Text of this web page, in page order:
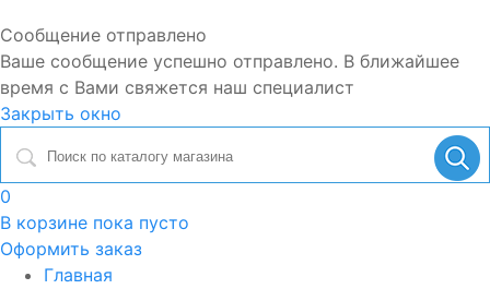
Сообщение отправлено
Ваше сообщение успешно отправлено. В ближайшее
время с Вами свяжется наш специалист
Закрыть окно
0
В корзине пока пусто
Оформить заказ
Главная